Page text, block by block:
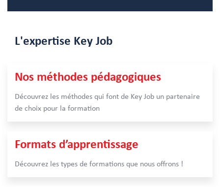
L'expertise Key Job
Nos méthodes pédagogiques
Découvrez les méthodes qui font de Key Job un partenaire
de choix pour la formation
Formats d’apprentissage
Découvrez les types de formations que nous offrons !